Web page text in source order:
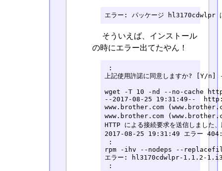
エラー: パッケージ hl3170cdwlpr は
そういえば、インストール
の時にエラー出てたやん！
:
上記使用許諾に同意しますか? [Y/n]
wget -T 10 -nd --no-cache
--2017-08-25 19:31:49--
www.brother.com
www.brother.com
HTTP による接続要求を送信しまし
2017-08-25 19:31:49 エラー
:
rpm -ihv --nodeps --
エラー: hl3170cdwlpr-1.1.2-
: